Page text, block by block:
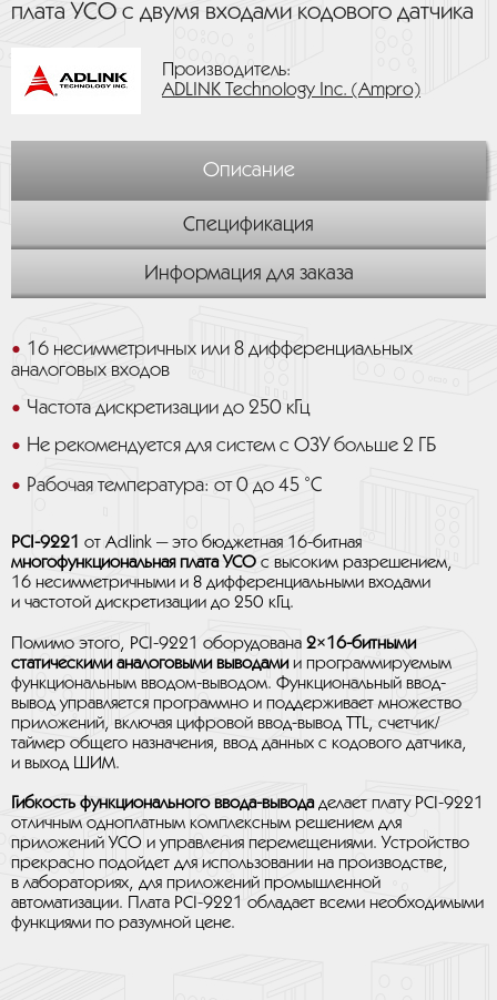
плата УСО с двумя входами кодового датчика
Производитель:
ADLINK Technology Inc. (Ampro)
Описание
Спецификация
Информация для заказа
16 несимметричных или 8 дифференциальных
аналоговых входов
Частота дискретизации до 250 кГц
Не рекомендуется для систем с ОЗУ больше 2 ГБ
Рабочая температура: от 0 до 45 ˚C
PCI-9221 от Adlink — это бюджетная 16-битная
многофункциональная плата УСО с высоким разрешением,
16 несимметричными и 8 дифференциальными входами
и частотой дискретизации до 250 кГц.
Помимо этого, PCI-9221 оборудована 2×16-битными
статическими аналоговыми выводамии программируемым
функциональным вводом-выводом. Функциональный ввод-
вывод управляется программно и поддерживает множество
приложений, включая цифровой ввод-вывод TTL, счетчик/
таймер общего назначения, ввод данных с кодового датчика,
и выход ШИМ.
Гибкость функционального ввода-выводаделает плату PCI-9221
отличным одноплатным комплексным решением для
приложений УСО и управления перемещениями. Устройство
прекрасно подойдет для использовании на производстве,
в лабораториях, для приложений промышленной
автоматизации. Плата PCI-9221 обладает всеми необходимыми
функциями по разумной цене.